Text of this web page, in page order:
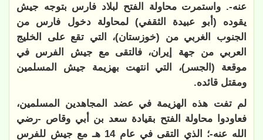
عنه-. واستمرت محاولة الفتح لبلاد فارس بتوجه جيش
يقوده (أبو عبيدة الثقفي) لمحاولة دخول فارس من
الجنوب الغربي من (خوزستان)، التي تقع على الخليج
العربي من جهة إيران، فالتقى مع جيش الفرس في
موقعة (الجسر)، التي انتهت بهزيمة جيش المسلمين
ومقتل قائده.
لم تفت هذه الهزيمة في عضد المجاهدين المسلمين،
فعاودوا محاولة الفتح بقيادة سعد بن أبي وقاص -رضي
الله عنه-؛ الذي التقى في عام 14 هـ مع جيش للفرس